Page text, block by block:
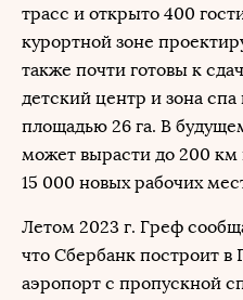
трасс и открыто 400
курортной зоне
также почти готовы к
детский центр и зона
площадью 26 га. В
может вырасти до 200 км
15 000 новых рабочих
Летом 2023 г. Греф
что Сбербанк построит
аэропорт с пропускной